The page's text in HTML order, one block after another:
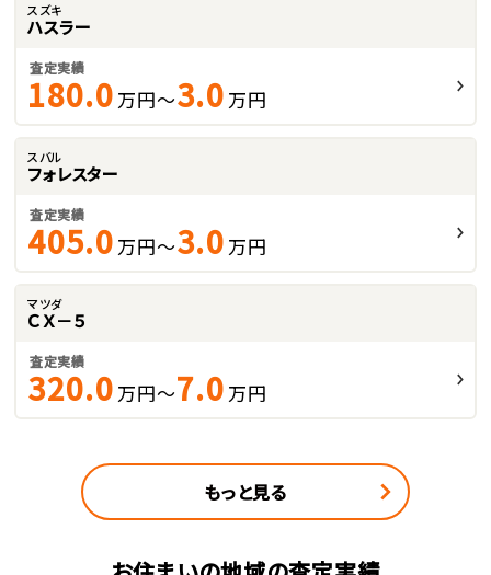
スズキ
ハスラー
査定実績
180.0 万円～3.0 万円
スバル
フォレスター
査定実績
405.0 万円～3.0 万円
マツダ
ＣＸ－５
査定実績
320.0 万円～7.0 万円
もっと見る